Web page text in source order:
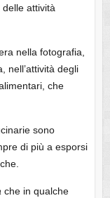
attività
nella fotografia,
nell’attività degli
che
sono
di più a esporsi
che in qualche